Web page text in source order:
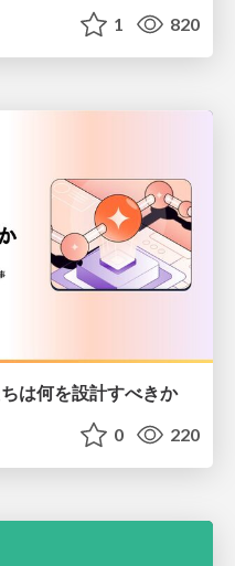
1 820
は何を設計すべきか
0 220